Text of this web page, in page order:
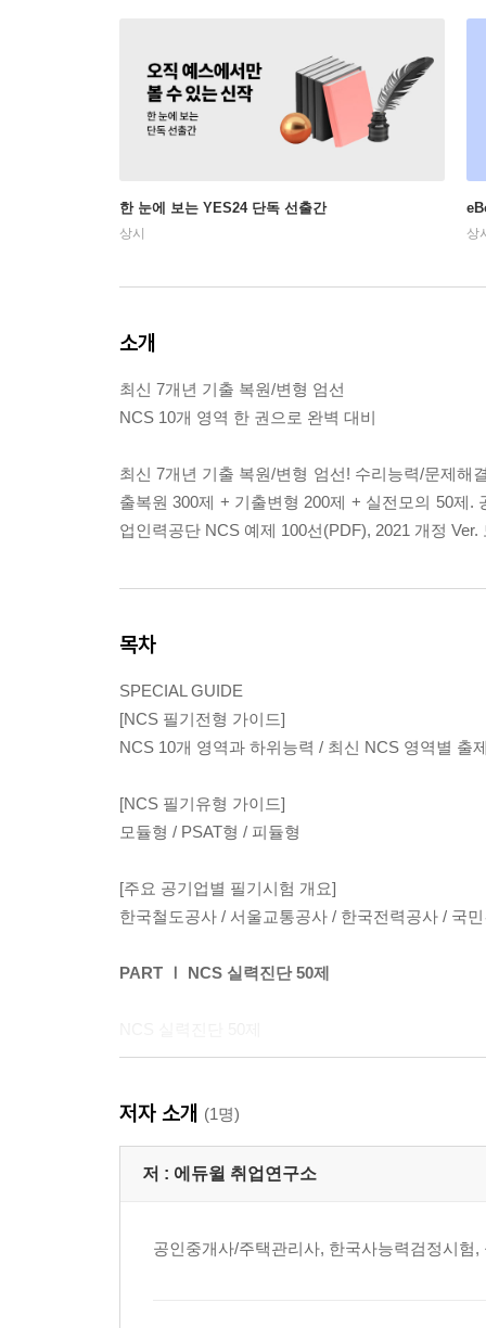
한 눈에 보는 YES24 단독 선출간
상시 상
소개
최신 7개년 기출 복원/변형 엄선
NCS 10개 영역 한 권으로 완벽 대비
최신 7개년 기출 복원/변형 엄선! 수리능력/문제해
출복원 300제 + 기출변형 200제 + 실전모의 50제
업인력공단 NCS 예제 100선(PDF), 2021 개정
목차
SPECIAL GUIDE
[NCS 필기전형 가이드]
NCS 10개 영역과 하위능력 / 최신 NCS 영역별 출
[NCS 필기유형 가이드]
모듈형 / PSAT형 / 피듈형
[주요 공기업별 필기시험 개요]
한국철도공사 / 서울교통공사 / 한국전력공사 / 국
PART Ⅰ NCS 실력진단 50제
의사소통능력
수리능력
자원관리능력
저자 소개 (1명)
저 : 에듀윌 취업연구소
공인중개사/주택관리사, 한국사능력검정시험